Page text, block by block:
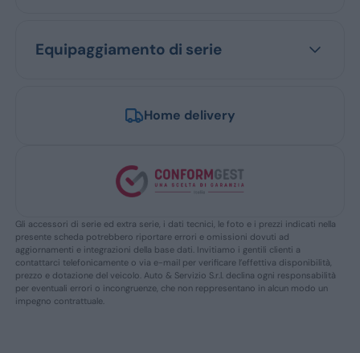
Equipaggiamento di serie
Home delivery
Gli accessori di serie ed extra serie, i dati tecnici, le foto e i prezzi indicati nella
presente scheda potrebbero riportare errori e omissioni dovuti ad
aggiornamenti e integrazioni della base dati. Invitiamo i gentili clienti a
contattarci telefonicamente o via e-mail per verificare l’effettiva disponibilità,
prezzo e dotazione del veicolo. Auto & Servizio S.r.l. declina ogni responsabilità
per eventuali errori o incongruenze, che non reppresentano in alcun modo un
impegno contrattuale.